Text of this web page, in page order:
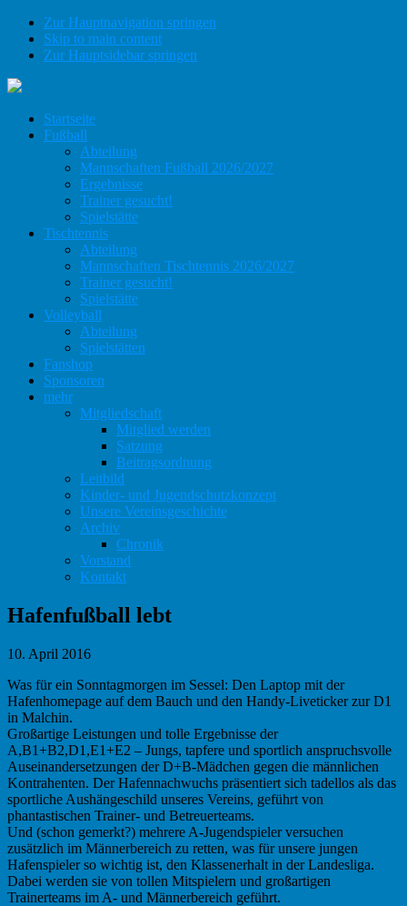
Zur Hauptnavigation springen
Skip to main content
Zur Hauptsidebar springen
Startseite
Fußball
Abteilung
Mannschaften Fußball 2026/2027
Ergebnisse
Trainer gesucht!
Spielstätte
Tischtennis
Abteilung
Mannschaften Tischtennis 2026/2027
Trainer gesucht!
Spielstätte
Volleyball
Abteilung
Spielstätten
Fanshop
Sponsoren
mehr
Mitgliedschaft
Mitglied werden
Satzung
Beitragsordnung
Leitbild
Kinder- und Jugendschutzkonzept
Unsere Vereinsgeschichte
Archiv
Chronik
Vorstand
Kontakt
Hafenfußball lebt
10. April 2016
Was für ein Sonntagmorgen im Sessel: Den Laptop mit der
Hafenhomepage auf dem Bauch und den Handy-Liveticker zur D1
in Malchin.
Großartige Leistungen und tolle Ergebnisse der
A,B1+B2,D1,E1+E2 – Jungs, tapfere und sportlich anspruchsvolle
Auseinandersetzungen der D+B-Mädchen gegen die männlichen
Kontrahenten. Der Hafennachwuchs präsentiert sich tadellos als das
sportliche Aushängeschild unseres Vereins, geführt von
phantastischen Trainer- und Betreuerteams.
Und (schon gemerkt?) mehrere A-Jugendspieler versuchen
zusätzlich im Männerbereich zu retten, was für unsere jungen
Hafenspieler so wichtig ist, den Klassenerhalt in der Landesliga.
Dabei werden sie von tollen Mitspielern und großartigen
Trainerteams im A- und Männerbereich geführt.